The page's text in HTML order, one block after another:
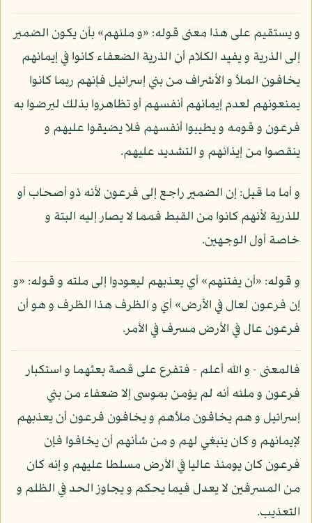
و يستقيم على هذا معنى قوله: «و ملئهم» بأن يكون الضمير
إلى الذرية و يفيد الكلام أن الذرية الضعفاء كانوا في إيمانهم
يخافون الملأ و الأشراف من بني إسرائيل فإنهم ربما كانوا
يمنعونهم لعدم إيمانهم أنفسهم أو تظاهروا بذلك ليرضوا به
فرعون و قومه و يطيبوا أنفسهم فلا يضيقوا عليهم و
ينقصوا من إيذائهم و التشديد عليهم.
و أما ما قيل: إن الضمير راجع إلى فرعون لأنه ذو أصحاب أو
للذرية لأنهم كانوا من القبط فمما لا يصار إليه البتة و
خاصة أول الوجهين.
و قوله: «أن يفتنهم» أي يعذبهم ليعودوا إلى ملته و قوله: «و
إن فرعون لعال في الأرض» أي و الظرف هذا الظرف و هو أن
فرعون عال في الأرض مسرف في الأمر.
فالمعنى - و الله أعلم - فتفرع على قصة بعثهما و استكبار
فرعون و ملئه أنه لم يؤمن بموسى إلا ضعفاء من بني
إسرائيل و هم يخافون ملأهم و يخافون فرعون أن يعذبهم
لإيمانهم و كان ينبغي لهم و من شأنهم أن يخافوا فإن
فرعون كان يومئذ عاليا في الأرض مسلطا عليهم و إنه كان
من المسرفين لا يعدل فيما يحكم و يجاوز الحد في الظلم و
التعذيب.